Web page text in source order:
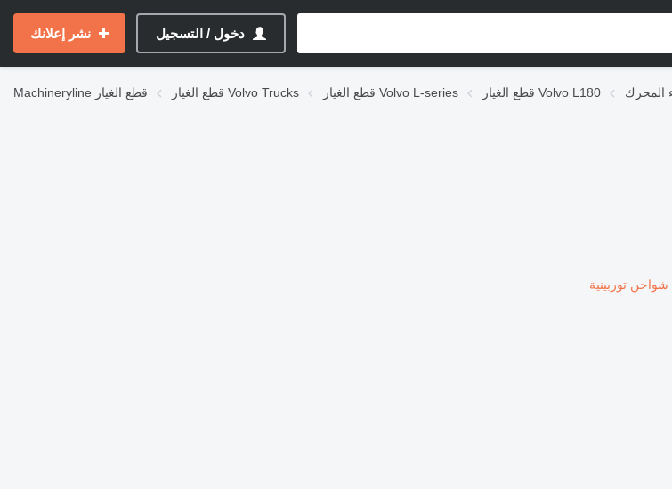
دخول / التسجيل نشر إعلانك
Machineryline قطع الغيار قطع الغيار Volvo Trucks قطع الغيار Volvo L-series قطع الغيار Volvo L180
شواحن توربينية